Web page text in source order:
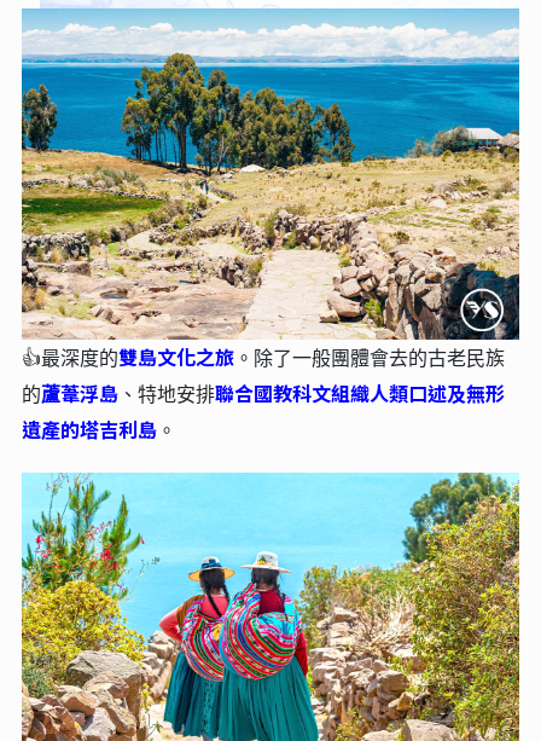
👍最深度的雙島文化之旅。 除了一般團體會去的古老民族
的蘆葦浮島、特地安排聯合國教科文組織人類口述及無形
遺產的塔吉利島。